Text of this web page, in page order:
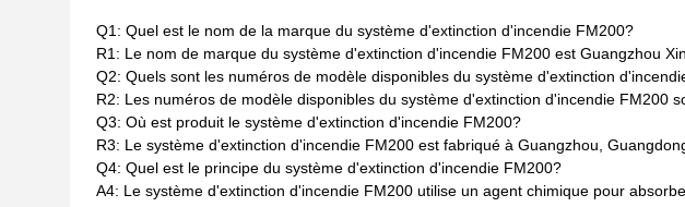
Q1: Quel est le nom de la marque du système d'extinction d'incendie FM200?
R1: Le nom de marque du système d'extinction d'incendie FM200 est Guangzhou
Q2: Quels sont les numéros de modèle disponibles du système d'extinction
R2: Les numéros de modèle disponibles du système d'extinction d'incendie FM200
Q3: Où est produit le système d'extinction d'incendie FM200?
R3: Le système d'extinction d'incendie FM200 est fabriqué à Guangzhou,
Q4: Quel est le principe du système d'extinction d'incendie FM200?
A4: Le système d'extinction d'incendie FM200 utilise un agent chimique pour